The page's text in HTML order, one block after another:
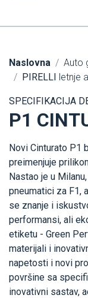
Naslovna Auto
PIRELLI letnje
SPECIFIKACIJA
P1
Novi Cinturato P1
preimenjuje
Nastao je u
pneumatici za F1,
se znanje i
performansi, ali
etiketu - Green
materijali i
napetosti i novi
površine sa
inovativni sastav,